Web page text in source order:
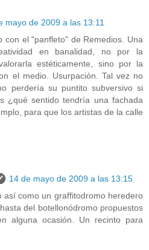
mayo de 2009 a las 13:11
con el "panfleto" de Remedios. Una
en banalidad, no por la
estéticamente, sino por la
el medio. Usurpación. Tal vez no
perdería su puntito subversivo si
¿qué sentido tendría una fachada
para que los artistas de la calle
14 de mayo de 2009 a las 13:15
así como un graffitodromo heredero
del botellonódromo propuestos
alguna ocasión. Un recinto para